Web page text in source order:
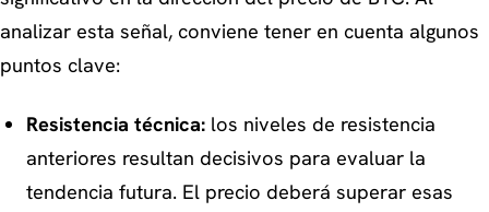
analizar esta señal, conviene tener en cuenta algunos
puntos clave:
Resistencia técnica:los niveles de resistencia
anteriores resultan decisivos para evaluar la
tendencia futura. El precio deberá superar esas